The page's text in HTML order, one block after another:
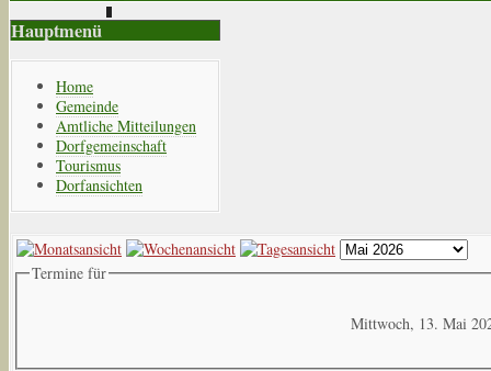
Hauptmenü
Home
Gemeinde
Amtliche Mitteilungen
Dorfgemeinschaft
Tourismus
Dorfansichten
Termine für
Mittwoch, 13. Mai